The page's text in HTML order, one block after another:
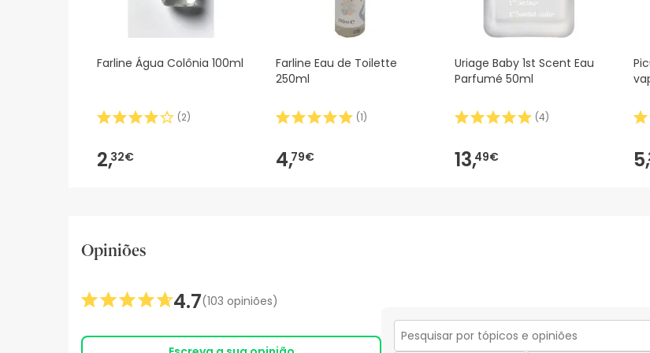
Farline Água Colônia 100ml
(2)
2,32€
Farline Eau de Toilette
250ml
(1)
4,79€
Uriage Baby 1st Scent Eau
Parfumé 50ml
(4)
13,49€ 5,
Opiniões
4.7(103 opiniões)
Secção